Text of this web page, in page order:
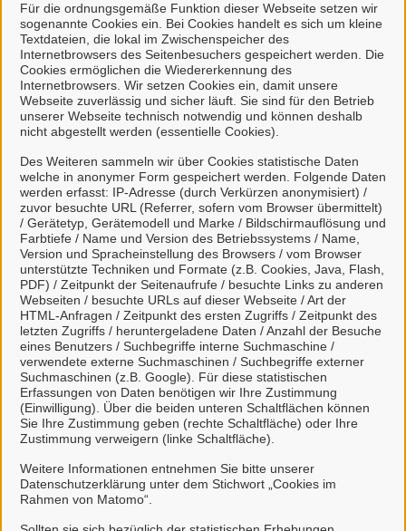
Für die ordnungsgemäße Funktion dieser Webseite setzen wir
sogenannte Cookies ein. Bei Cookies handelt es sich um kleine
Textdateien, die lokal im Zwischenspeicher des
Internetbrowsers des Seitenbesuchers gespeichert werden. Die
Cookies ermöglichen die Wiedererkennung des
Internetbrowsers. Wir setzen Cookies ein, damit unsere
Webseite zuverlässig und sicher läuft. Sie sind für den Betrieb
unserer Webseite technisch notwendig und können deshalb
nicht abgestellt werden (essentielle Cookies).
Des Weiteren sammeln wir über Cookies statistische Daten
welche in anonymer Form gespeichert werden. Folgende Daten
werden erfasst: IP-Adresse (durch Verkürzen anonymisiert) /
zuvor besuchte URL (Referrer, sofern vom Browser übermittelt)
/ Gerätetyp, Gerätemodell und Marke / Bildschirmauflösung und
Farbtiefe / Name und Version des Betriebssystems / Name,
Version und Spracheinstellung des Browsers / vom Browser
unterstützte Techniken und Formate (z.B. Cookies, Java, Flash,
PDF) / Zeitpunkt der Seitenaufrufe / besuchte Links zu anderen
Webseiten / besuchte URLs auf dieser Webseite / Art der
HTML-Anfragen / Zeitpunkt des ersten Zugriffs / Zeitpunkt des
letzten Zugriffs / heruntergeladene Daten / Anzahl der Besuche
eines Benutzers / Suchbegriffe interne Suchmaschine /
verwendete externe Suchmaschinen / Suchbegriffe externer
Suchmaschinen (z.B. Google). Für diese statistischen
Erfassungen von Daten benötigen wir Ihre Zustimmung
(Einwilligung). Über die beiden unteren Schaltflächen können
Sie Ihre Zustimmung geben (rechte Schaltfläche) oder Ihre
Zustimmung verweigern (linke Schaltfläche).
Weitere Informationen entnehmen Sie bitte unserer
Datenschutzerklärung unter dem Stichwort „Cookies im
Rahmen von Matomo“.
Links & Onlinedienste
zum Online-Antrag
Kontakt
Zum Kontaktformular
Untere Bauaufsichtsbehörde